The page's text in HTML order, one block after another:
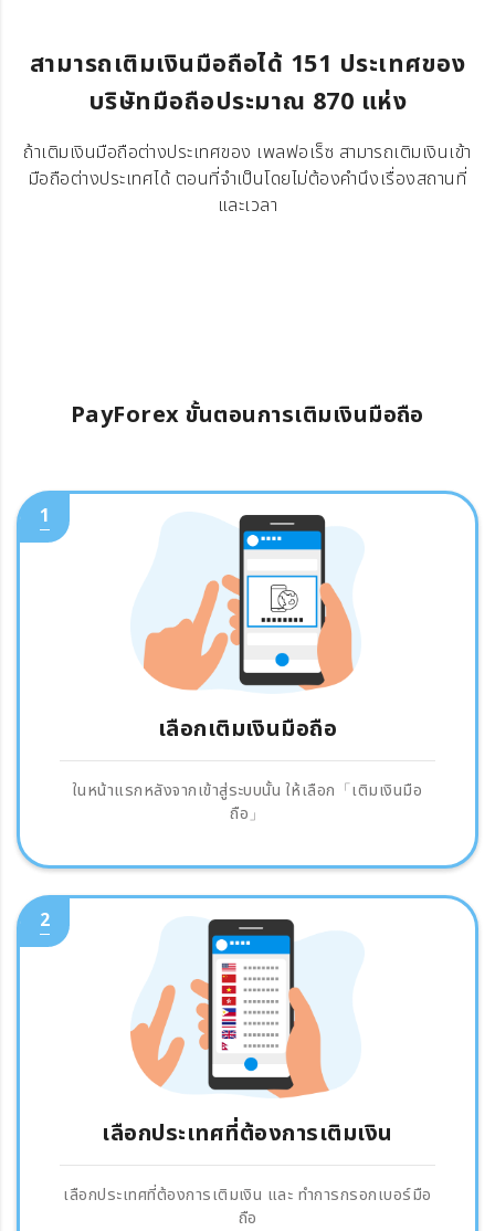
สามารถเติมเงินมือถือได้ 151 ประเทศของ
บริษัทมือถือประมาณ 870 แห่ง
ถ้าเติมเงินมือถือต่างประเทศของ เพลฟอเร็ซ สามารถเติมเงินเข้า
มือถือต่างประเทศได้ ตอนที่จำเป็นโดยไม่ต้องคำนึงเรื่องสถานที่
และเวลา
PayForex ขั้นตอนการเติมเงินมือถือ
1
เลือกเติมเงินมือถือ
ในหน้าแรกหลังจากเข้าสู่ระบบนั้น ให้เลือก「เติมเงินมือ
ถือ」
2
เลือกประเทศที่ต้องการเติมเงิน
เลือกประเทศที่ต้องการเติมเงิน และ ทำการกรอกเบอร์มือ
ถือ